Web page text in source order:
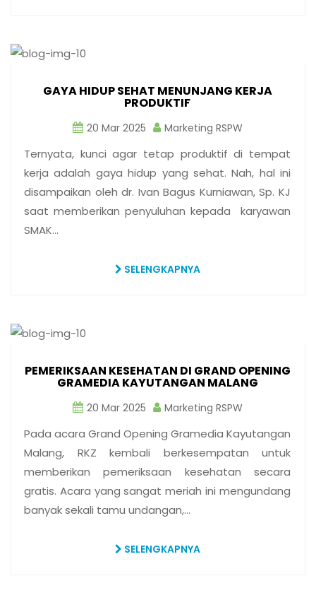
GAYA HIDUP SEHAT MENUNJANG KERJA
PRODUKTIF
20 Mar 2025 Marketing RSPW
Ternyata, kunci agar tetap produktif di tempat
kerja adalah gaya hidup yang sehat. Nah, hal ini
disampaikan oleh dr. Ivan Bagus Kurniawan, Sp. KJ
saat memberikan penyuluhan kepada karyawan
SMAK…
SELENGKAPNYA
PEMERIKSAAN KESEHATAN DI GRAND OPENING
GRAMEDIA KAYUTANGAN MALANG
20 Mar 2025 Marketing RSPW
Pada acara Grand Opening Gramedia Kayutangan
Malang, RKZ kembali berkesempatan untuk
memberikan pemeriksaan kesehatan secara
gratis. Acara yang sangat meriah ini mengundang
banyak sekali tamu undangan,…
SELENGKAPNYA